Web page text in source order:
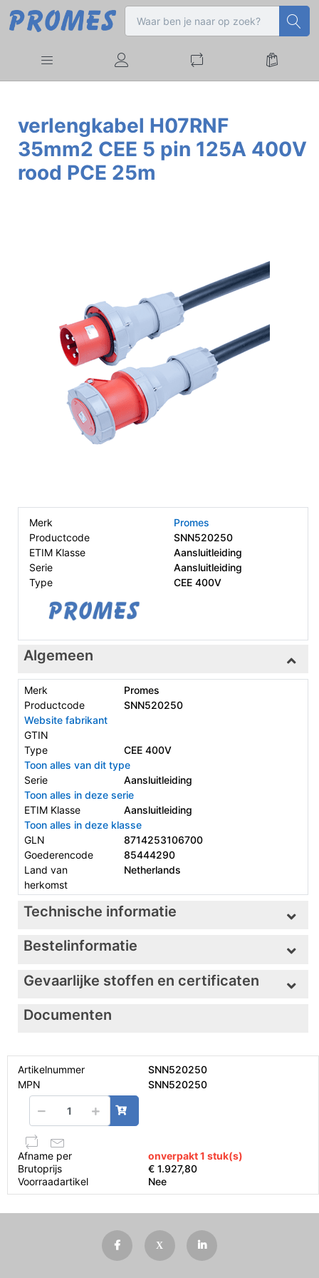
verlengkabel H07RNF
35mm2 CEE 5 pin 125A 400V
rood PCE 25m
Merk
Promes
Productcode
SNN520250
ETIM Klasse
Aansluitleiding
Serie
Aansluitleiding
Type
CEE 400V
Algemeen
Merk
Promes
Productcode
SNN520250
Website fabrikant
GTIN
Type
CEE 400V
Toon alles van dit type
Serie
Aansluitleiding
Toon alles in deze serie
ETIM Klasse
Aansluitleiding
Toon alles in deze klasse
GLN
8714253106700
Goederencode
85444290
Land van
herkomst
Netherlands
Technische informatie
Bestelinformatie
Gevaarlijke stoffen en certificaten
Documenten
Artikelnummer
SNN520250
MPN
SNN520250
Afname per
onverpakt 1 stuk(s)
Brutoprijs
€ 1.927,80
Voorraadartikel
Nee